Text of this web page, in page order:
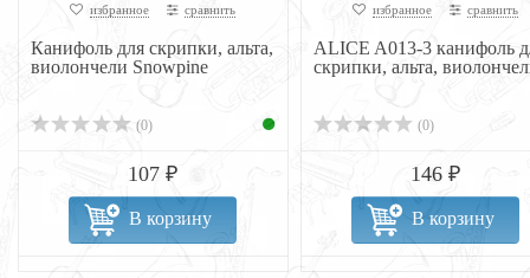
избранное сравнить
Канифоль для скрипки, альта,
виолончели Snowpine
(0)
107 ₽
В корзину
избранное сравнить
ALICE A013-3 канифоль
скрипки, альта,
(0)
146 ₽
В корзину